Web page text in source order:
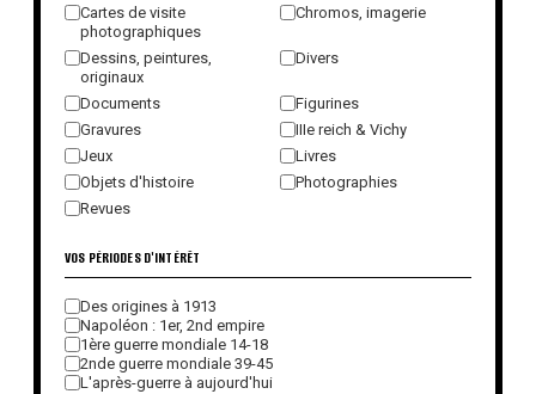
Cartes de visite
photographiques
Chromos, imagerie
Dessins, peintures,
originaux
Divers
Documents
Figurines
Gravures
IIIe reich & Vichy
Jeux
Livres
Objets d'histoire
Photographies
Revues
VOS PÉRIODES D'INTÉRÊT
Des origines à 1913
Napoléon : 1er, 2nd empire
1ère guerre mondiale 14-18
2nde guerre mondiale 39-45
L'après-guerre à aujourd'hui